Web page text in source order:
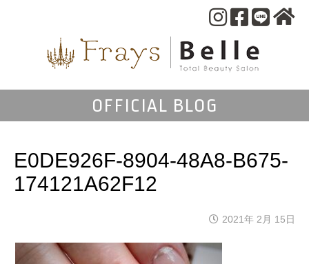
OFFICIAL BLOG
E0DE926F-8904-48A8-B675-
174121A62F12
2021年 2月 15日